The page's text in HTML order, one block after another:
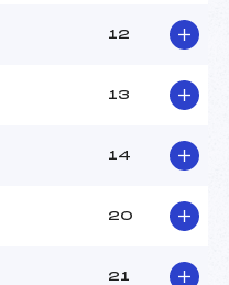
12
13
14
20
21